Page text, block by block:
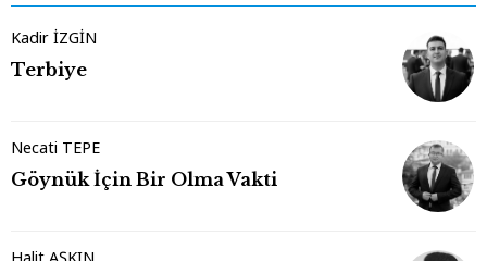
Kadir İZGİN
Terbiye
Necati TEPE
Göynük İçin Bir Olma Vakti